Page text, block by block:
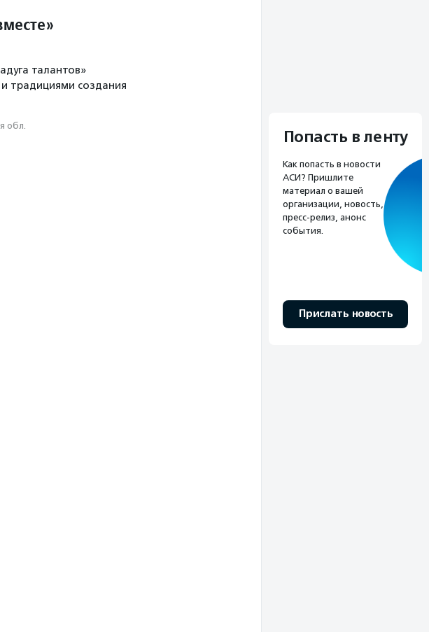
талантов»
традициями создания
обл.
Попасть в ленту
Как попасть в новости
АСИ? Пришлите
материал о вашей
организации, новость,
пресс-релиз, анонс
события.
Прислать новость